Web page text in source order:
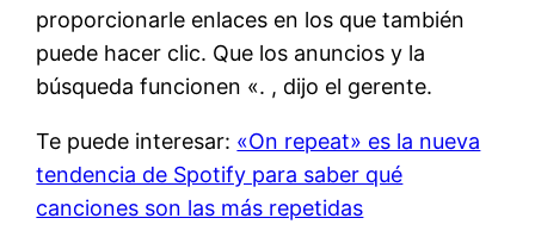
proporcionarle enlaces en los que también
puede hacer clic. Que los anuncios y la
búsqueda funcionen «. , dijo el gerente.
Te puede interesar: «On repeat» es la nueva
tendencia de Spotify para saber qué
canciones son las más repetidas